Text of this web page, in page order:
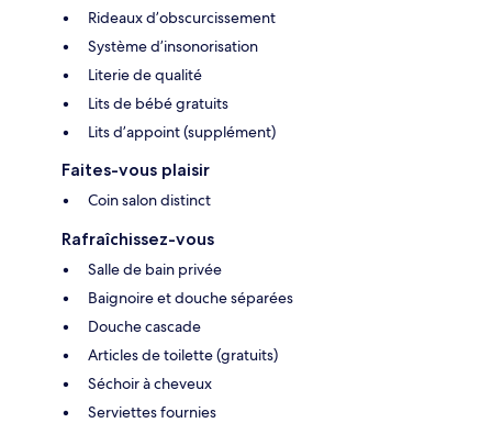
Rideaux d’obscurcissement
Système d’insonorisation
Literie de qualité
Lits de bébé gratuits
Lits d’appoint (supplément)
Faites-vous plaisir
Coin salon distinct
Rafraîchissez-vous
Salle de bain privée
Baignoire et douche séparées
Douche cascade
Articles de toilette (gratuits)
Séchoir à cheveux
Serviettes fournies